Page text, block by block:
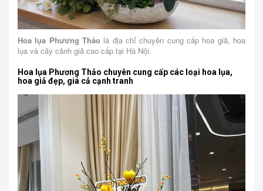
Hoa lụa Phương Thảo là địa chỉ chuyên cung cấp hoa giả, hoa
lụa và cây cảnh giả cao cấp tại Hà Nội.
Hoa lụa Phương Thảo chuyên cung cấp các loại hoa lụa,
hoa giả đẹp, giá cả cạnh tranh